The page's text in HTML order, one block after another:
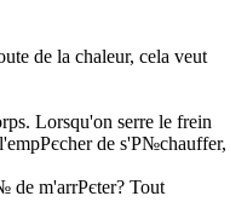
de la chaleur, cela veut
Lorsqu'on serre le frein
de s'Р№chauffer,
de m'arrРєter? Tout